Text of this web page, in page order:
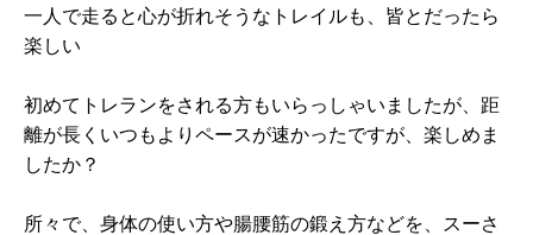
一人で走ると心が折れそうなトレイルも、皆とだったら
楽しい
初めてトレランをされる方もいらっしゃいましたが、距
離が長くいつもよりペースが速かったですが、楽しめま
したか？
所々で、身体の使い方や腸腰筋の鍛え方などを、スーさ